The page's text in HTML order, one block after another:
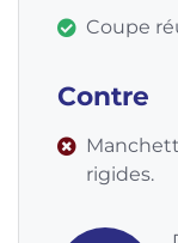
Coupe
Contre
rigides.